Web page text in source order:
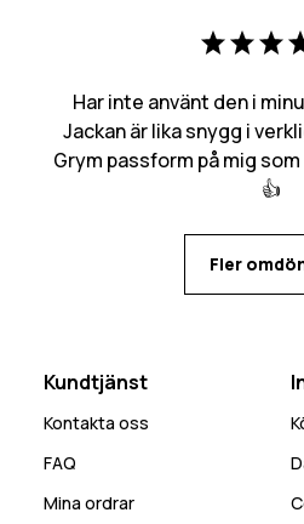
Har inte använt den i
Jackan är lika snygg i
Grym passform på mig
👍
Fler
Kundtjänst
Kontakta oss
FAQ
Mina ordrar